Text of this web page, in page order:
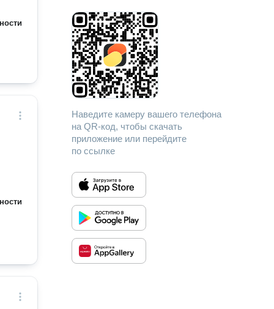
Наведите камеру вашего телефона
на QR-код, чтобы скачать
приложение или перейдите
по ссылке